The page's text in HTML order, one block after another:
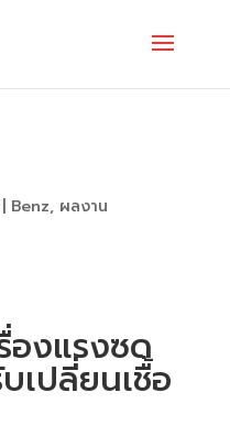
Benz, ผลงาน
องแรงซด
เปลี่ยนเชื้อ